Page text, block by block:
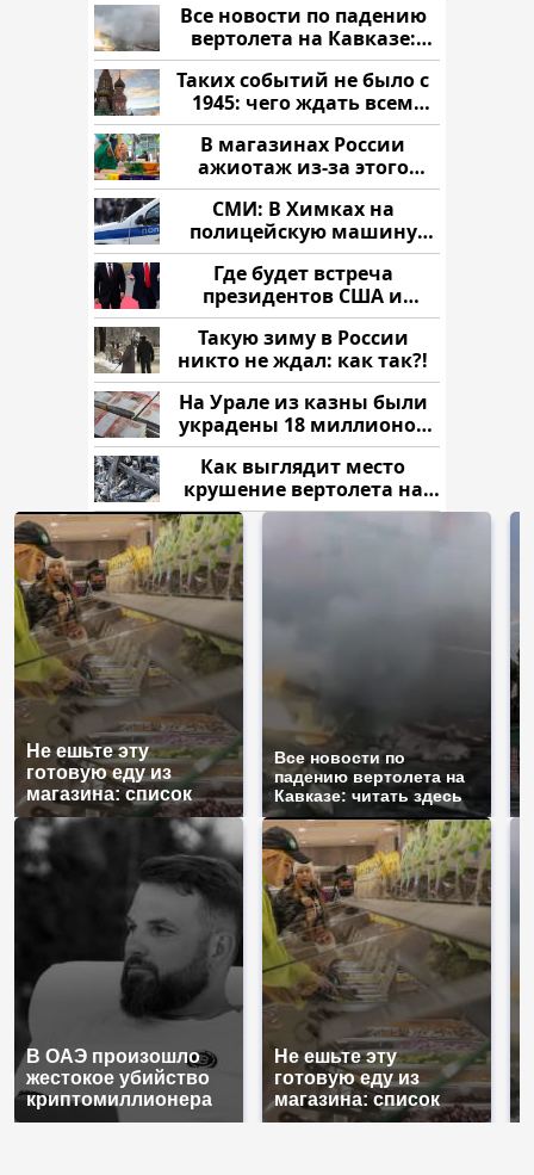
Все новости по падению
вертолета на Кавказе:
читать здесь
Таких событий не было с
1945: чего ждать всем
нам?
В магазинах России
ажиотаж из-за этого
продукта: что купить?
СМИ: В Химках на
полицейскую машину
напали и подожгли.
Где будет встреча
президентов США и
России: Европа?
Такую зиму в России
никто не ждал: как так?!
На Урале из казны были
украдены 18 миллионов
рублей
Как выглядит место
крушение вертолета на
Кавказе: смотреть
Не ешьте эту
готовую еду из
магазина: список
Все новости по
падению вертолета на
Кавказе: читать здесь
В ОАЭ произошло
жестокое убийство
криптомиллионера
Не ешьте эту
готовую еду из
магазина: список